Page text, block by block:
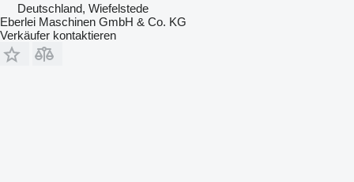
Deutschland, Wiefelstede
Eberlei Maschinen GmbH & Co. KG
Verkäufer kontaktieren